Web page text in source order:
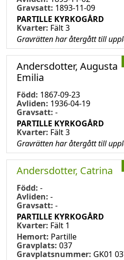
Gravsatt: 1893-11-09
PARTILLE KYRKOGÅRD
Kvarter: Fält 3
Gravrätten har återgått till
Andersdotter, Augusta
Emilia
Född: 1867-09-23
Avliden: 1936-04-19
Gravsatt: -
PARTILLE KYRKOGÅRD
Kvarter: Fält 3
Gravrätten har återgått till
Andersdotter, Catrina
Född: -
Avliden: -
Gravsatt: -
PARTILLE KYRKOGÅRD
Kvarter: Fält 1
Hemort: Partille
Gravplats: 037
Gravplatsnummer: GK01